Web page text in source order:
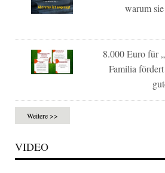
warum
8.000 Euro für
Familia
Weitere >>
VIDEO